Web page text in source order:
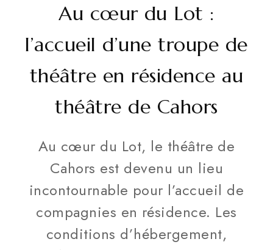
Au cœur du Lot :
l’accueil d’une troupe de
théâtre en résidence au
théâtre de Cahors
Au cœur du Lot, le théâtre de
Cahors est devenu un lieu
incontournable pour l’accueil de
compagnies en résidence. Les
conditions d’hébergement,